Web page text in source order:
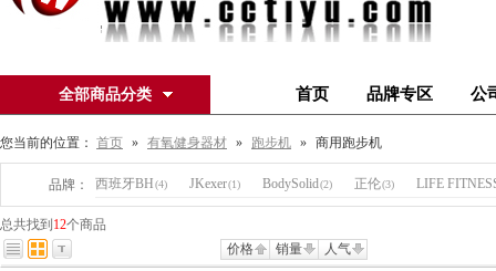
全部商品分类 首页 品牌专区 公
您当前的位置： 首页 » 有氧健身器材 » 跑步机 » 商用跑步机
品牌： 西班牙BH(4) JKexer(1) BodySolid(2) 正伦(3) LIFE
总共找到 12个商品
价格
销量 人气